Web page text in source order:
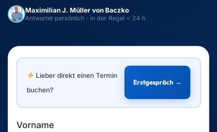
Maximilian J. Müller von Baczko
Antwortet persönlich · in der Regel < 24 h
Lieber direkt einen Termin
buchen?
Erstgespräch →
Vorname